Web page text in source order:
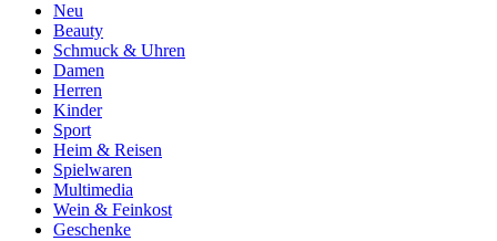
Neu
Beauty
Schmuck & Uhren
Damen
Herren
Kinder
Sport
Heim & Reisen
Spielwaren
Multimedia
Wein & Feinkost
Geschenke